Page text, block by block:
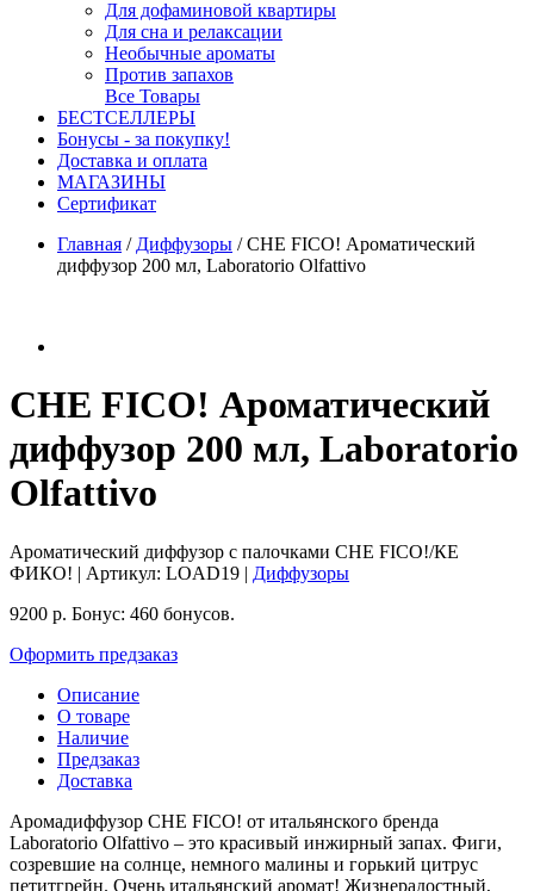
Для дофаминовой квартиры
Для сна и релаксации
Необычные ароматы
Против запахов
Все Товары
БЕСТСЕЛЛЕРЫ
Бонусы - за покупку!
Доставка и оплата
МАГАЗИНЫ
Cертификат
Главная / Диффузоры /CHE FICO! Ароматический
диффузор 200 мл, Laboratorio Olfattivo
CHE FICO! Ароматический
диффузор 200 мл, Laboratorio
Olfattivo
Ароматический диффузор с палочками CHE FICO!/КЕ
ФИКО! | Артикул: LOAD19 | Диффузоры
9200 р. Бонус: 460 бонусов.
Оформить предзаказ
Описание
О товаре
Наличие
Предзаказ
Доставка
Аромадиффузор CHE FICO! от итальянского бренда
Laboratorio Olfattivo – это красивый инжирный запах. Фиги,
созревшие на солнце, немного малины и горький цитрус
петитгрейн. Очень итальянский аромат! Жизнерадостный,